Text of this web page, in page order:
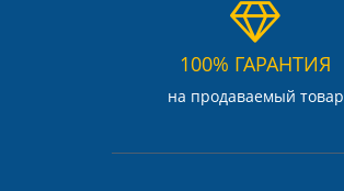
100% ГАРАНТИЯ
на продаваемый товар